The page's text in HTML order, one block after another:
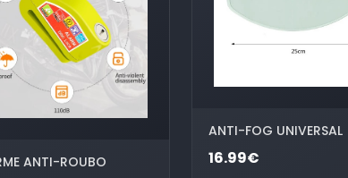
ANTI-ROUBO
ANTI-FOG UNIVERSAL
16.99€